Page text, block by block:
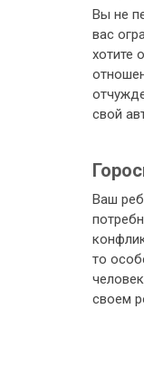
Вы не
вас
хотите
свой
Ваш
то
своем